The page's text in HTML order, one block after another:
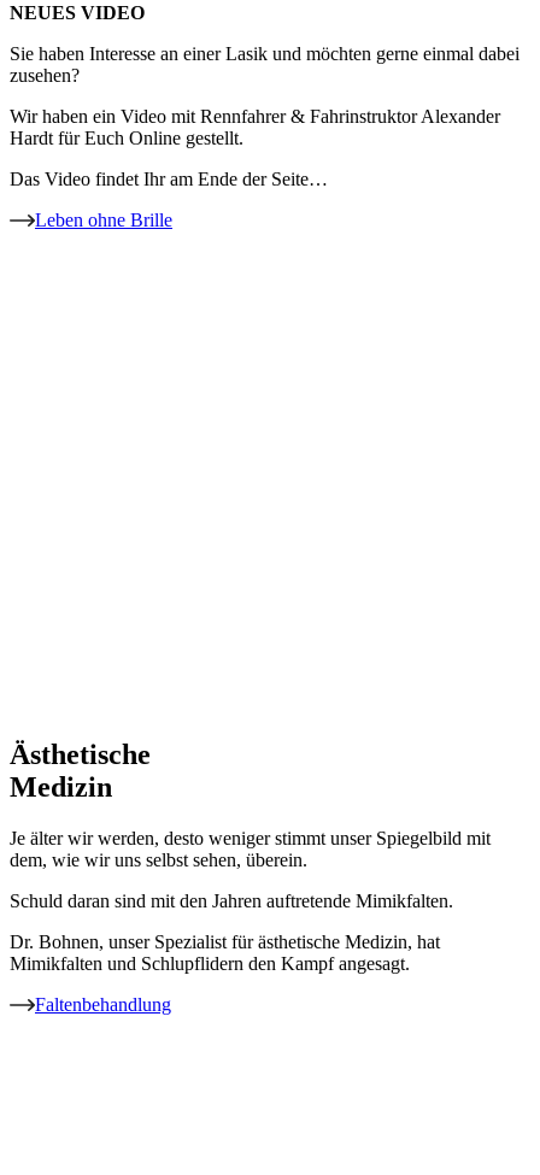
NEUES VIDEO
Sie haben Interesse an einer Lasik und möchten gerne einmal dabei
zusehen?
Wir haben ein Video mit Rennfahrer & Fahrinstruktor Alexander
Hardt für Euch Online gestellt.
Das Video findet Ihr am Ende der Seite…
Leben ohne Brille
Ästhetische
Medizin
Je älter wir werden, desto weniger stimmt unser Spiegelbild mit
dem, wie wir uns selbst sehen, überein.
Schuld daran sind mit den Jahren auftretende Mimikfalten.
Dr. Bohnen, unser Spezialist für ästhetische Medizin, hat
Mimikfalten und Schlupflidern den Kampf angesagt.
Faltenbehandlung